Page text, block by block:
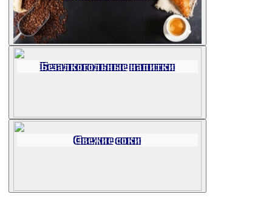
Безалкогольные напитки
Свежие соки